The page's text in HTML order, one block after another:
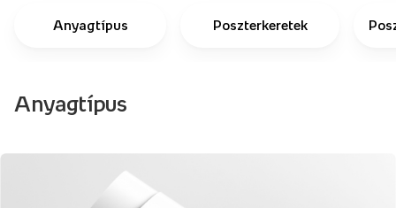
Anyagtípus Poszterkeretek
Anyagtípus